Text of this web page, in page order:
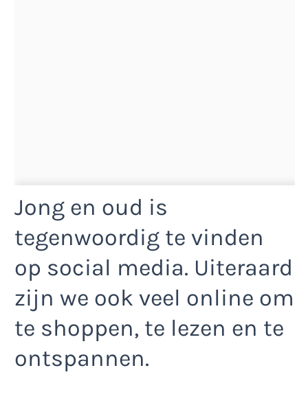
Jong en oud is
tegenwoordig te vinden
op social media. Uiteraard
zijn we ook veel online om
te shoppen, te lezen en te
ontspannen.